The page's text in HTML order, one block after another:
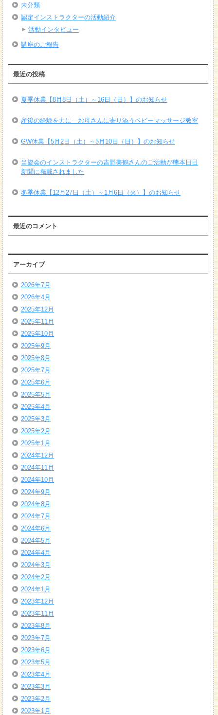
未分類
認定インストラクターの活動紹介
活動インタビュー
講座のご報告
最近の投稿
夏季休業【8月8日（土）～16日（日）】のお知らせ
産後の経験を力に―お母さんに寄り添うベビーマッサージ教室
GW休業【5月2日（土）～5月10日（日）】のお知らせ
当協会のインストラクターの吉野美鶴さんのご活動が熊本日日
新聞に掲載されました
冬季休業【12月27日（土）～1月6日（火）】のお知らせ
最近のコメント
アーカイブ
2026年7月
2026年4月
2025年12月
2025年11月
2025年10月
2025年9月
2025年8月
2025年7月
2025年6月
2025年5月
2025年4月
2025年3月
2025年2月
2025年1月
2024年12月
2024年11月
2024年10月
2024年9月
2024年8月
2024年7月
2024年6月
2024年5月
2024年4月
2024年3月
2024年2月
2024年1月
2023年12月
2023年11月
2023年8月
2023年7月
2023年6月
2023年5月
2023年4月
2023年3月
2023年2月
2023年1月